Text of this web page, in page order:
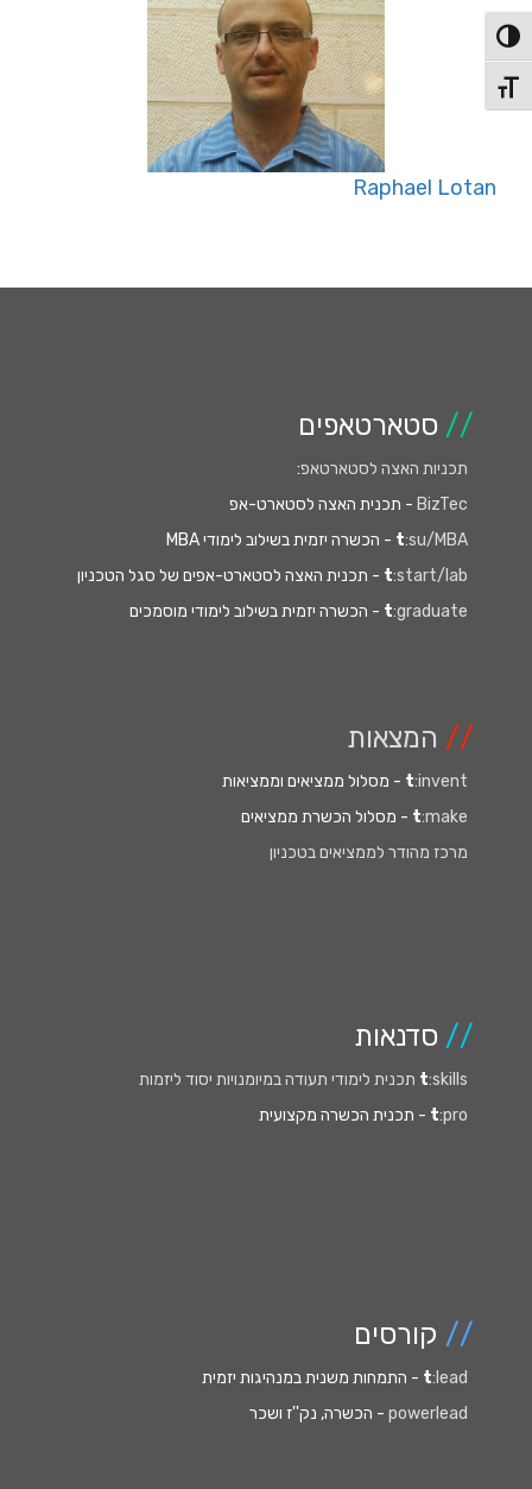
הפעל/כבה ניגודיות גבוהה
מתג גודל גופן
Raphael Lotan
// סטארטאפים
תכניות האצה לסטארטאפ:
BizTec - תכנית האצה לסטארט-אפ
t:su/MBA
- הכשרה יזמית בשילוב לימודי MBA
t:start/lab
- תכנית האצה לסטארט-אפים של סגל הטכניון
t:graduate - הכשרה יזמית בשילוב לימודי מוסמכים
// המצאות
t:invent
- מסלול ממציאים וממציאות
t:make
- מסלול הכשרת ממציאים
מרכז מהודר לממציאים בטכניון
// סדנאות
t:skills תכנית לימודי תעודה במיומנויות יסוד ליזמות
t:pro - תכנית הכשרה מקצועית
// קורסים
t:lead
- התמחות משנית במנהיגות יזמית
powerlead - הכשרה, נק''ז ושכר